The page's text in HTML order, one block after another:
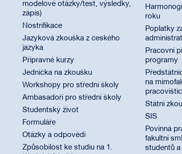
modelové otázky/test, výsledky,
zápis)
Nostrifikace
Jazyková zkouška z českého
jazyka
Přípravné kurzy
Jednička na zkoušku
Workshopy pro střední školy
Ambasadoři pro střední školy
Studentský život
Formuláře
Otázky a odpovědi
Způsobilost ke studiu na 1.
roku
Poplatky
Pracovní
programy
na
Státní
SIS
Povinná
fakultní
studentů a